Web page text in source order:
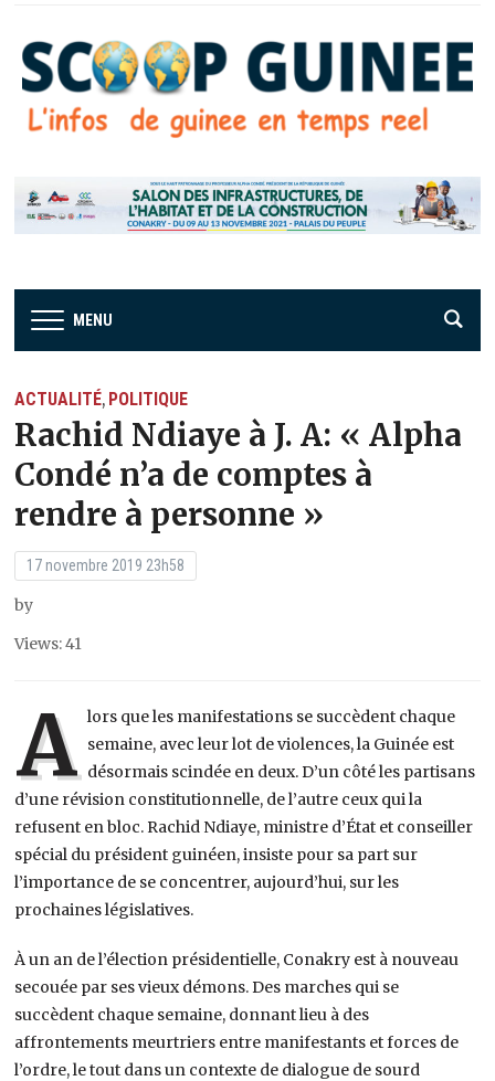
MENU
ACTUALITÉ, POLITIQUE
Rachid Ndiaye à J. A: « Alpha
Condé n’a de comptes à
rendre à personne »
17 novembre 2019 23h58
by
Views: 41
A lors que les manifestations se succèdent chaque
semaine, avec leur lot de violences, la Guinée est
désormais scindée en deux. D’un côté les partisans
d’une révision constitutionnelle, de l’autre ceux qui la
refusent en bloc. Rachid Ndiaye, ministre d’État et conseiller
spécial du président guinéen, insiste pour sa part sur
l’importance de se concentrer, aujourd’hui, sur les
prochaines législatives.
À un an de l’élection présidentielle, Conakry est à nouveau
secouée par ses vieux démons. Des marches qui se
succèdent chaque semaine, donnant lieu à des
affrontements meurtriers entre manifestants et forces de
l’ordre, le tout dans un contexte de dialogue de sourd